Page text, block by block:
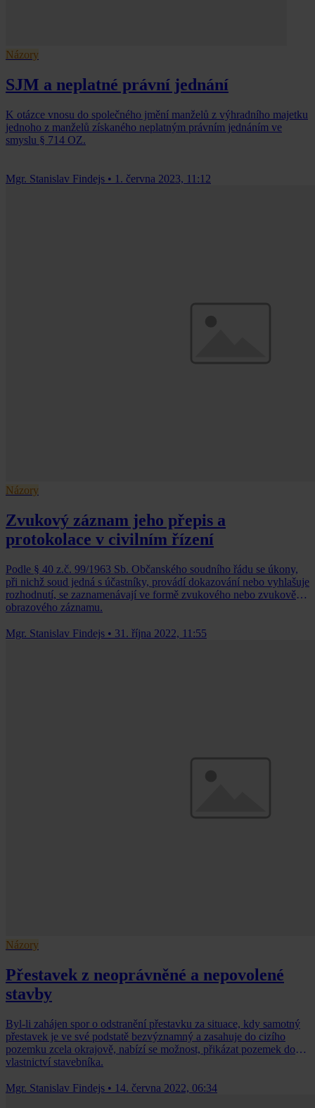
Názory
SJM a neplatné právní jednání
K otázce vnosu do společného jmění manželů z výhradního majetku
jednoho z manželů získaného neplatným právním jednáním ve
smyslu § 714 OZ.
Mgr. Stanislav Findejs • 1. června 2023, 11:12
Názory
Zvukový záznam jeho přepis a
protokolace v civilním řízení
Podle § 40 z.č. 99/1963 Sb. Občanského soudního řádu se úkony,
při nichž soud jedná s účastníky, provádí dokazování nebo vyhlašuje
rozhodnutí, se zaznamenávají ve formě zvukového nebo zvukově
obrazového záznamu.
Mgr. Stanislav Findejs • 31. října 2022, 11:55
Názory
Přestavek z neoprávněné a nepovolené
stavby
Byl-li zahájen spor o odstranění přestavku za situace, kdy samotný
přestavek je ve své podstatě bezvýznamný a zasahuje do cizího
pozemku zcela okrajově, nabízí se možnost, přikázat pozemek do
vlastnictví stavebníka.
Mgr. Stanislav Findejs • 14. června 2022, 06:34